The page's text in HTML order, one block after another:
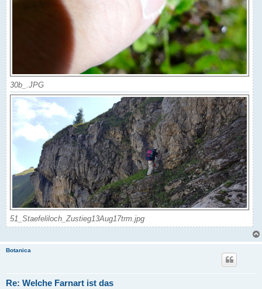
30b_.JPG
51_Staefeliloch_Zustieg13Aug17trm.jpg
Botanica
Re: Welche Farnart ist das